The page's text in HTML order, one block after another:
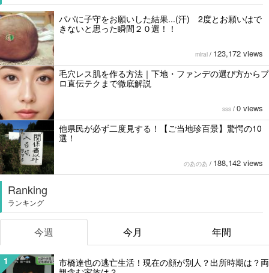
パパに子守をお願いした結果...(汗) 2度とお願いはで
きないと思った瞬間２０選！！
mirai / 123,172 views
毛穴レス肌を作る方法｜下地・ファンデの選び方からプ
ロ直伝テクまで徹底解説
sss / 0 views
他県民が必ず二度見する！【ご当地珍百景】驚愕の10
選！
のあのあ / 188,142 views
Ranking
ランキング
今週 今月 年間
1
市橋達也の逃亡生活！現在の顔が別人？出所時期は？両